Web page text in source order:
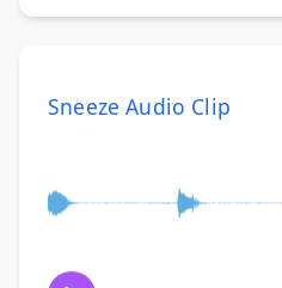
Sneeze Audio Clip